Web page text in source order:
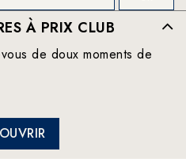
À PRIX CLUB
de doux moments de